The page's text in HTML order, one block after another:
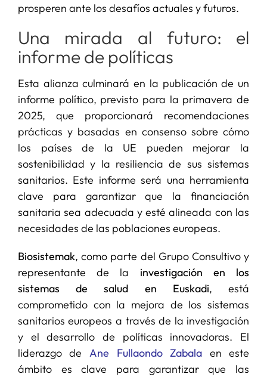
prosperen ante los desafíos actuales y futuros.
Una mirada al futuro: el
informe de políticas
Esta alianza culminará en la publicación de un
informe político, previsto para la primavera de
2025, que proporcionará recomendaciones
prácticas y basadas en consenso sobre cómo
los países de la UE pueden mejorar la
sostenibilidad y la resiliencia de sus sistemas
sanitarios. Este informe será una herramienta
clave para garantizar que la financiación
sanitaria sea adecuada y esté alineada con las
necesidades de las poblaciones europeas.
Biosistemak, como parte del Grupo Consultivo y
representante de la investigación en los
sistemas de salud en Euskadi, está
comprometido con la mejora de los sistemas
sanitarios europeos a través de la investigación
y el desarrollo de políticas innovadoras. El
liderazgo de Ane Fullaondo Zabala en este
ámbito es clave para garantizar que las